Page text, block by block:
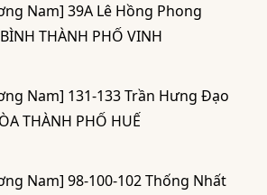
Nam] 39A Lê Hồng Phong
THÀNH PHỐ VINH
Nam] 131-133 Trần Hưng Đạo
THÀNH PHỐ HUẾ
Nam] 98-100-102 Thống Nhất